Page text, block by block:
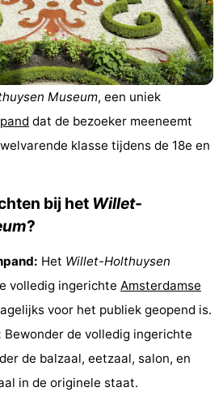
Museum, een uniek
dat de bezoeker meeneemt
klasse tijdens de 18e en
bij het Willet-
?
Het Willet-Holthuysen
volledig ingerichte Amsterdamse
voor het publiek geopend is.
Bewonder de volledig ingerichte
de balzaal, eetzaal, salon, en
in de originele staat.